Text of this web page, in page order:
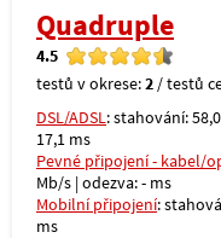
Quadruple
4.5
testů v okrese:2 / testů
DSL/ADSL: stahování:
17,1 ms
Pevné připojení - kabel/
Mb/s | odezva: - ms
Mobilní připojení:
ms